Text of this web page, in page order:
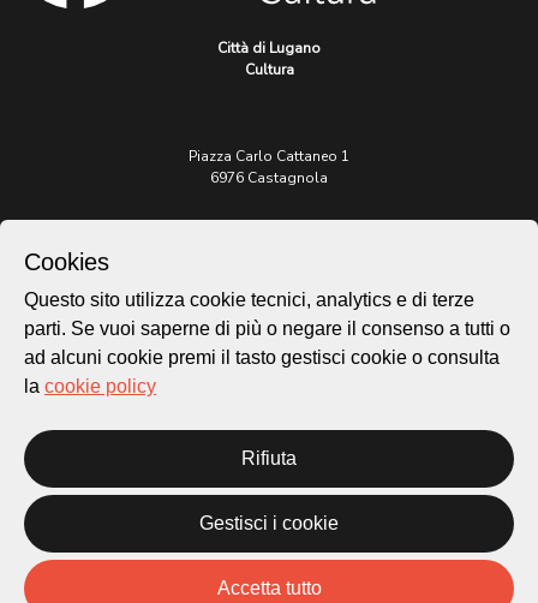
Città di Lugano
Cultura
Piazza Carlo Cattaneo 1
6976 Castagnola
patrimonio@lugano.ch
t. +41 58 866 68 50
Sito istituzionale:
Privacy Policy
Homepage
Storie
Cookies
Questo sito utilizza cookie tecnici, analytics e di terze
parti. Se vuoi saperne di più o negare il consenso a tutti o
ad alcuni cookie premi il tasto gestisci cookie o consulta
la cookie policy
Rifiuta
Gestisci i cookie
Accetta tutto